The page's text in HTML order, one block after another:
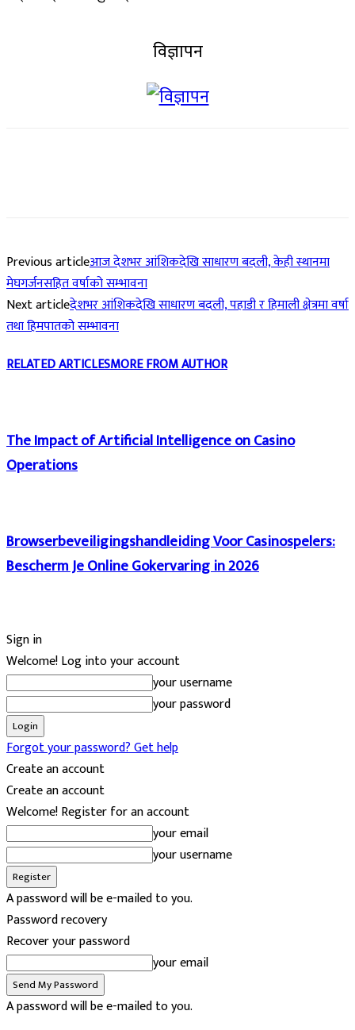
विज्ञापन
Previous articleआज देशभर आंशिकदेखि साधारण बदली, केही स्थानमा
मेघगर्जनसहित वर्षाको सम्भावना
Next articleदेशभर आंशिकदेखि साधारण बदली, पहाडी र हिमाली क्षेत्रमा वर्षा
तथा हिमपातको सम्भावना
RELATED ARTICLESMORE FROM AUTHOR
The Impact of Artificial Intelligence on Casino
Operations
Browserbeveiligingshandleiding Voor Casinospelers:
Bescherm Je Online Gokervaring in 2026
Sign in
Welcome! Log into your account
your username
your password
Forgot your password? Get help
Create an account
Create an account
Welcome! Register for an account
your email
your username
A password will be e-mailed to you.
Password recovery
Recover your password
your email
A password will be e-mailed to you.